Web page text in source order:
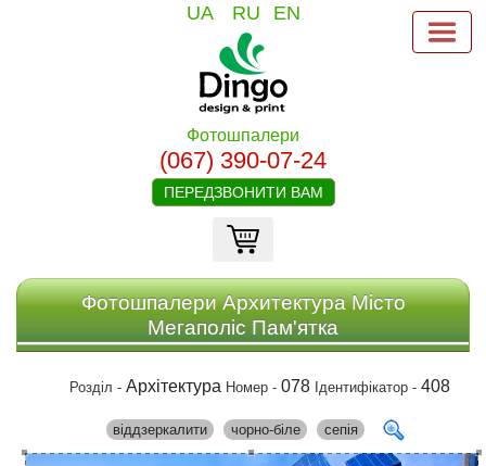
UA RU EN
Фотошпалери
(067) 390-07-24
ПЕРЕДЗВОНИТИ ВАМ
Фотошпалери Архитектура Місто
Мегаполіс Пам'ятка
Розділ -Архітектура Номер -078 Ідентифікатор -408
віддзеркалити чорно-біле сепія